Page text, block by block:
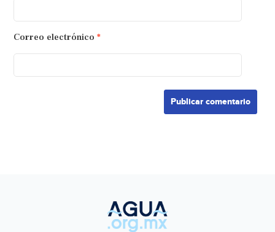
Correo electrónico *